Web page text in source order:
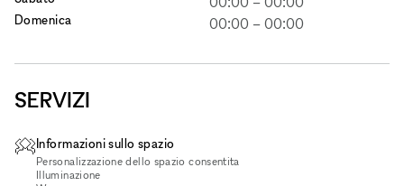
Domenica 00:00 – 00:00
SERVIZI
Informazioni sullo spazio
Personalizzazione dello spazio consentita
Illuminazione